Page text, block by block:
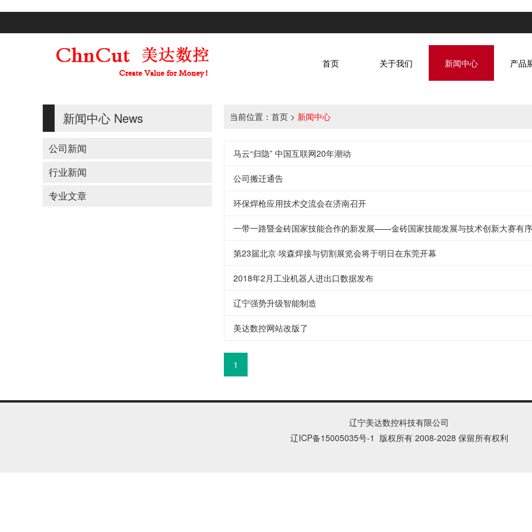
产品
新闻中心
关于我们
首页
新闻中心 News
公司新闻
行业新闻
专业文章
当前位置： 首页 > 新闻中心
马云“归隐” 中国互联网20年潮动
公司搬迁通告
环保焊枪应用技术交流会在济南召开
一带一路暨金砖国家技能合作的新发展——金砖国家技能发展与技术创新大赛有
第23届北京·埃森焊接与切割展览会将于明日在东莞开幕
2018年2月工业机器人进出口数据发布
辽宁强势升级智能制造
美达数控网站改版了
1
辽宁美达数控科技有限公司
辽ICP备15005035号-1 版权所有 2008-2028 保留所有权利